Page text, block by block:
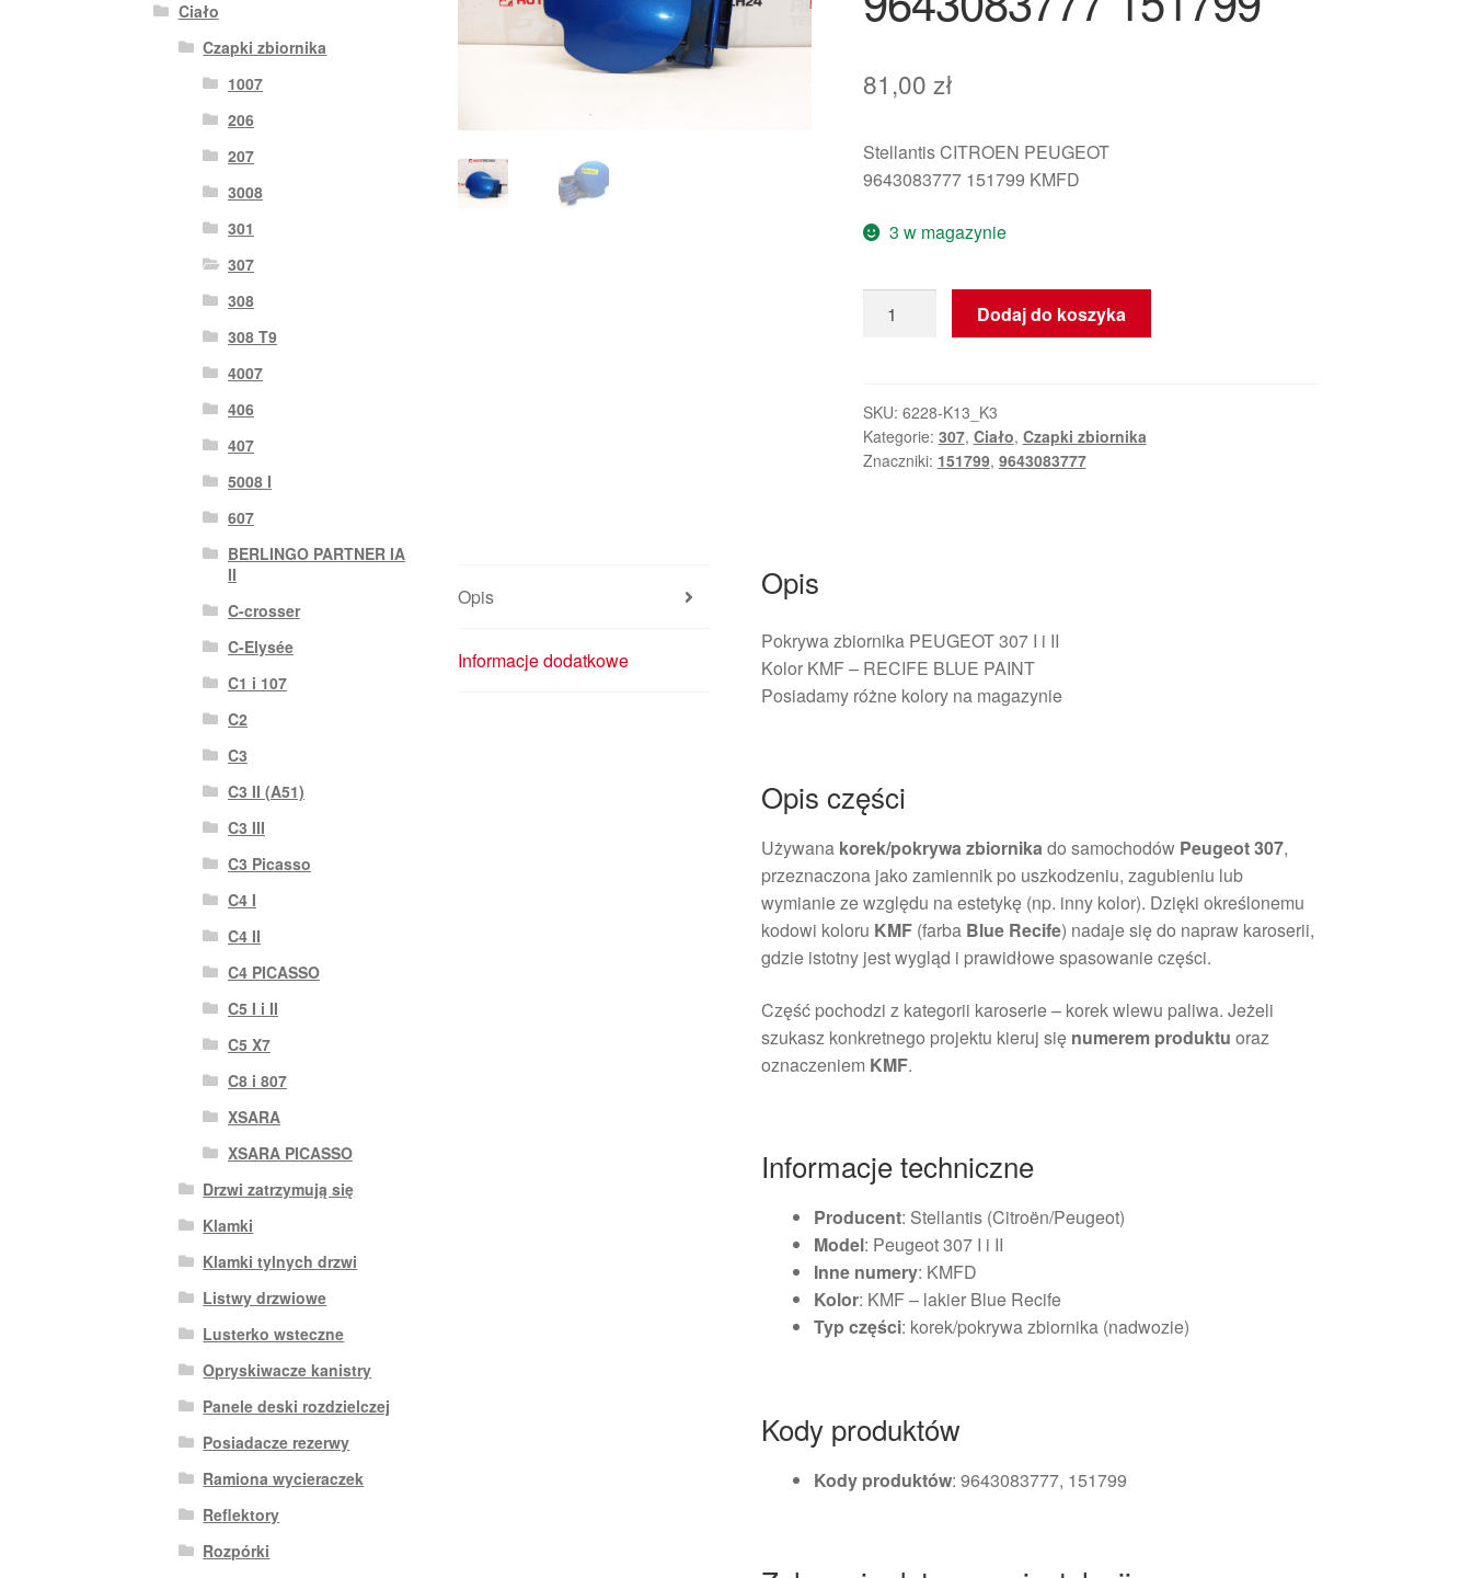
81,00 zł
Stellantis CITROEN PEUGEOT
9643083777 151799 KMFD
3 w magazynie
Korek
Peugeot
307
KMFD
Dodaj do koszyka
SKU: 6228-K13_K3
Kategorie: 307, Ciało, Czapki zbiornika
Znaczniki: 151799, 9643083777
Opis
Informacje dodatkowe
Opis
Pokrywa zbiornika PEUGEOT 307 I i II
Kolor KMF – RECIFE BLUE PAINT
Posiadamy różne kolory na magazynie
Opis części
Używana korek/pokrywa zbiornikado samochodów Peugeot 307,
przeznaczona jako zamiennik po uszkodzeniu, zagubieniu lub
wymianie ze względu na estetykę (np. inny kolor). Dzięki określonemu
kodowi koloru KMF (farba Blue Recife) nadaje się do napraw karoserii,
gdzie istotny jest wygląd i prawidłowe spasowanie części.
Część pochodzi z kategorii karoserie – korek wlewu paliwa. Jeżeli
szukasz konkretnego projektu kieruj się numerem produktu oraz
oznaczeniem KMF.
Informacje techniczne
Producent: Stellantis (Citroën/Peugeot)
Model: Peugeot 307 I i II
Inne numery: KMFD
Kolor: KMF – lakier Blue Recife
Typ części: korek/pokrywa zbiornika (nadwozie)
Kody produktów
Kody produktów: 9643083777, 151799
Ciało
Czapki zbiornika
1007
206
207
3008
301
307
308
308 T9
4007
406
407
5008 I
607
BERLINGO PARTNER IA
II
C-crosser
C-Elysée
C1 i 107
C2
C3
C3 II (A51)
C3 III
C3 Picasso
C4 I
C4 II
C4 PICASSO
C5 I i II
C5 X7
C8 i 807
XSARA
XSARA PICASSO
Drzwi zatrzymują się
Klamki
Klamki tylnych drzwi
Listwy drzwiowe
Lusterko wsteczne
Opryskiwacze kanistry
Panele deski rozdzielczej
Posiadacze rezerwy
Ramiona wycieraczek
Reflektory
Rozpórki